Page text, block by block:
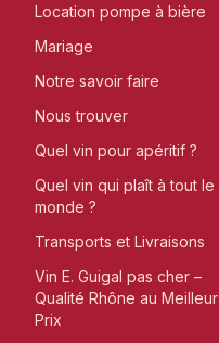
Location pompe à bière
Mariage
Notre savoir faire
Nous trouver
Quel vin pour apéritif ?
Quel vin qui plaît à tout le
monde ?
Transports et Livraisons
Vin E. Guigal pas cher –
Qualité Rhône au Meilleur
Prix